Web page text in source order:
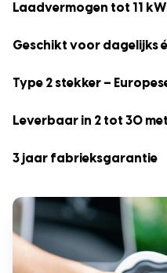
Laadvermogen tot 11 kW
Geschikt voor dagelijks
Type 2 stekker –
Leverbaar in 2 tot 30
3 jaar fabrieksgarantie